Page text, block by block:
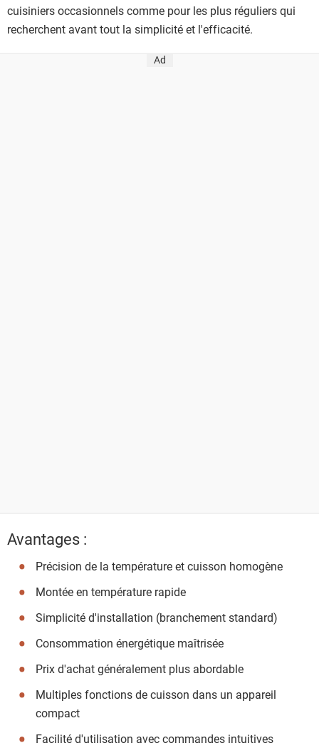
cuisiniers occasionnels comme pour les plus réguliers qui
recherchent avant tout la simplicité et l'efficacité.
Ad
Avantages :
Précision de la température et cuisson homogène
Montée en température rapide
Simplicité d'installation (branchement standard)
Consommation énergétique maîtrisée
Prix d'achat généralement plus abordable
Multiples fonctions de cuisson dans un appareil
compact
Facilité d'utilisation avec commandes intuitives